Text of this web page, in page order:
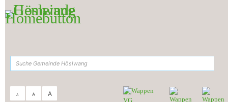
Zum Inhalt, zur Navigation
A A A
Rathaus & Service
Ortsrecht &